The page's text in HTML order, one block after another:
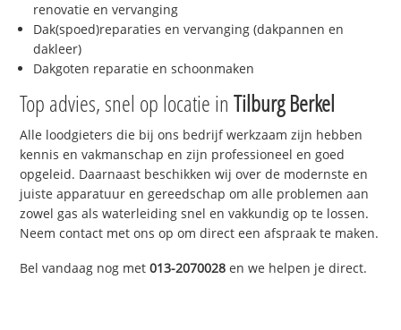
renovatie en vervanging
Dak(spoed)reparaties en vervanging (dakpannen en
dakleer)
Dakgoten reparatie en schoonmaken
Top advies, snel op locatie inTilburg Berkel
Alle loodgieters die bij ons bedrijf werkzaam zijn hebben
kennis en vakmanschap en zijn professioneel en goed
opgeleid. Daarnaast beschikken wij over de modernste en
juiste apparatuur en gereedschap om alle problemen aan
zowel gas als waterleiding snel en vakkundig op te lossen.
Neem contact met ons op om direct een afspraak te maken.
Bel vandaag nog met013-2070028 en we helpen je direct.